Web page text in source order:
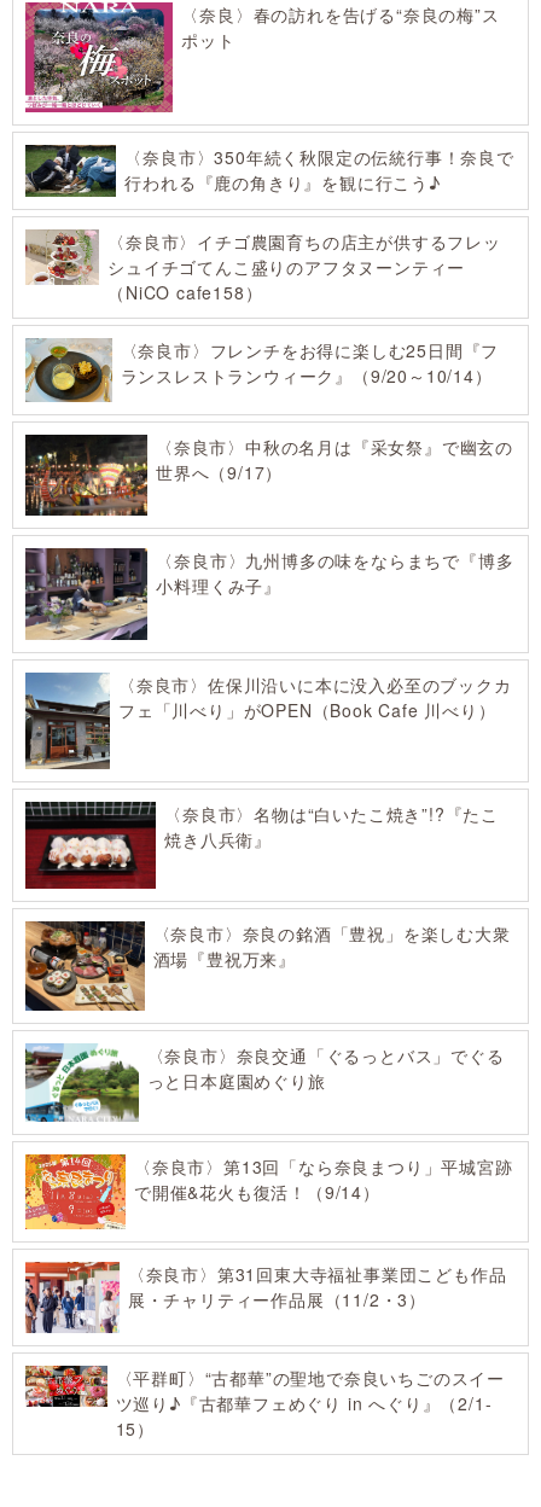
〈奈良〉春の訪れを告げる“奈良の梅”ス
ポット
〈奈良市〉350年続く秋限定の伝統行事！奈良で
行われる『鹿の角きり』を観に行こう♪
〈奈良市〉イチゴ農園育ちの店主が供するフレッ
シュイチゴてんこ盛りのアフタヌーンティー
（NiCO cafe158）
〈奈良市〉フレンチをお得に楽しむ25日間『フ
ランスレストランウィーク』（9/20～10/14）
〈奈良市〉中秋の名月は『采女祭』で幽玄の
世界へ（9/17）
〈奈良市〉九州博多の味をならまちで『博多
小料理くみ子』
〈奈良市〉佐保川沿いに本に没入必至のブックカ
フェ「川べり」がOPEN（Book Cafe 川べり）
〈奈良市〉名物は“白いたこ焼き”!?『たこ
焼き八兵衛』
〈奈良市〉奈良の銘酒「豊祝」を楽しむ大衆
酒場『豊祝万来』
〈奈良市〉奈良交通「ぐるっとバス」でぐる
っと日本庭園めぐり旅
〈奈良市〉第13回「なら奈良まつり」平城宮跡
で開催&花火も復活！（9/14）
〈奈良市〉第31回東大寺福祉事業団こども作品
展・チャリティー作品展（11/2・3）
〈平群町〉“古都華”の聖地で奈良いちごのスイー
ツ巡り♪『古都華フェめぐり in へぐり』（2/1-
15）